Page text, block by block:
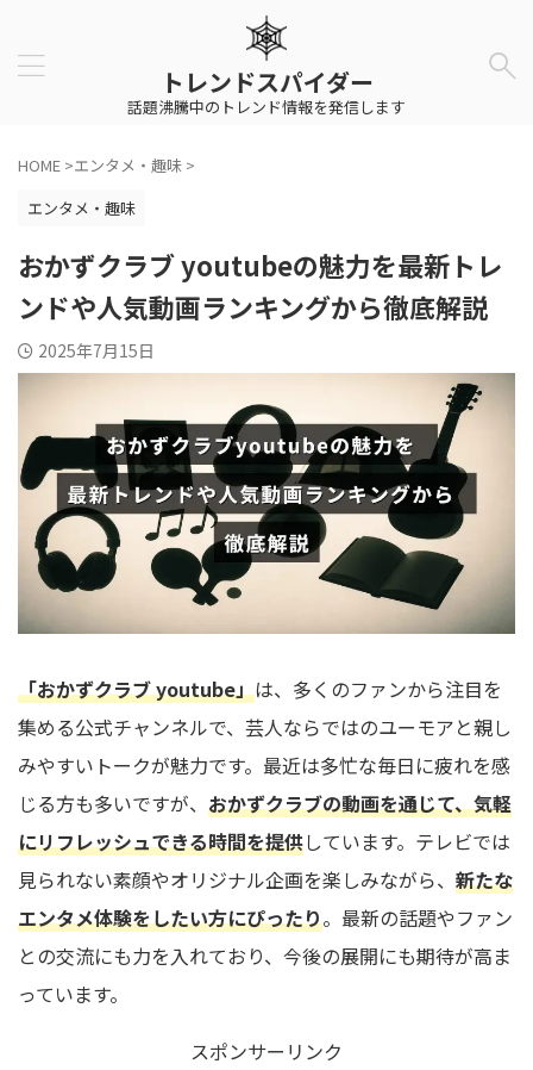
トレンドスパイダー
話題沸騰中のトレンド情報を発信します
HOME >エンタメ・趣味 >
エンタメ・趣味
おかずクラブ youtubeの魅力を最新トレ
ンドや人気動画ランキングから徹底解説
2025年7月15日
「おかずクラブ youtube」は、多くのファンから注目を
集める公式チャンネルで、芸人ならではのユーモアと親し
みやすいトークが魅力です。最近は多忙な毎日に疲れを感
じる方も多いですが、 おかずクラブの動画を通じて、気軽
にリフレッシュできる時間を提供しています。テレビでは
見られない素顔やオリジナル企画を楽しみながら、 新たな
エンタメ体験をしたい方にぴったり。最新の話題やファン
との交流にも力を入れており、今後の展開にも期待が高ま
っています。
スポンサーリンク